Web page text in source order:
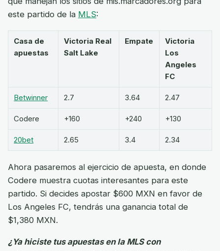
este partido de la MLS:
Casa de
apuestas
Victoria Real
Salt Lake
Empate
Victoria
Los
Angeles
FC
Betwinner 2.7 3.64 2.47
Codere +160 +240 +130
20bet 2.65 3.4 2.34
Ahora pasaremos al ejercicio de apuesta, en donde
Codere muestra cuotas interesantes para este
partido. Si decides apostar $600 MXN en favor de
Los Angeles FC, tendrás una ganancia total de
$1,380 MXN.
¿Ya hiciste tus apuestas en la MLS con